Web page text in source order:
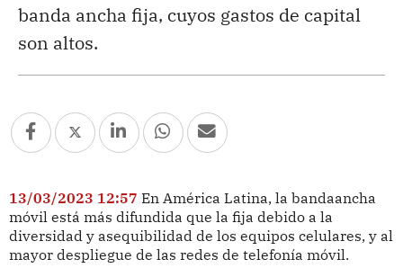
banda ancha fija, cuyos gastos de capital
son altos.
13/03/2023 12:57 En América Latina, la bandaancha
móvil está más difundida que la fija debido a la
diversidad y asequibilidad de los equipos celulares, y al
mayor despliegue de las redes de telefonía móvil.